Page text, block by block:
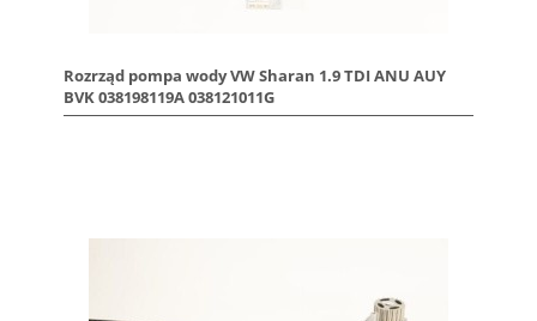
Rozrząd pompa wody VW Sharan 1.9 TDI ANU AUY
BVK 038198119A 038121011G